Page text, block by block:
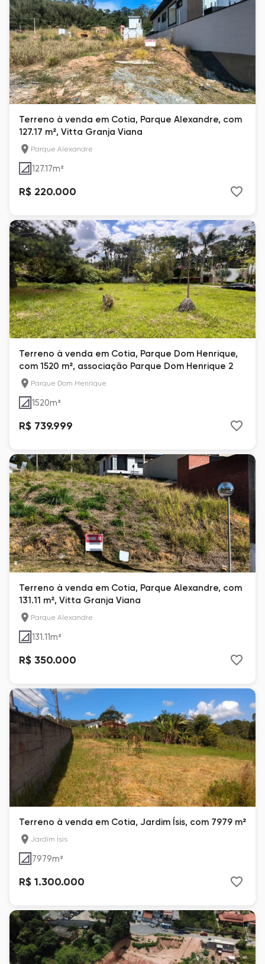
Terreno à venda em Cotia, Parque Alexandre, com
127.17 m², Vitta Granja Viana
Parque Alexandre
127.17m²
R$ 220.000
Terreno à venda em Cotia, Parque Dom Henrique,
com 1520 m², associação Parque Dom Henrique 2
Parque Dom Henrique
1520m²
R$ 739.999
Terreno à venda em Cotia, Parque Alexandre, com
131.11 m², Vitta Granja Viana
Parque Alexandre
131.11m²
R$ 350.000
Terreno à venda em Cotia, Jardim Ísis, com 7979 m²
Jardim Ísis
7979m²
R$ 1.300.000